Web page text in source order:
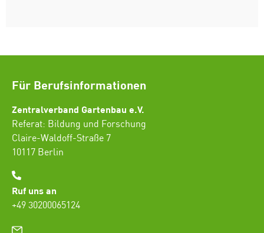
Für Berufsinformationen
Zentralverband Gartenbau e.V.
Referat: Bildung und Forschung
Claire-Waldoff-Straße 7
10117 Berlin
Ruf uns an
+49 30200065124